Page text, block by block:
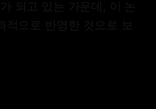
되고 있는 가운데, 이 논
적으로 반영한 것으로 보